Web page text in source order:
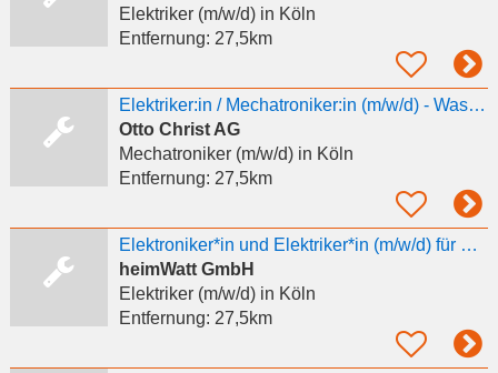
Elektriker (m/w/d)in Köln
Entfernung: 27,5km
Elektriker:in / Mechatroniker:in (m/w/d) - Waschanlagen Raum NRW
Otto Christ AG
Mechatroniker (m/w/d)in Köln
Entfernung: 27,5km
Elektroniker*in und Elektriker*in (m/w/d) für PV-Anlagen
heimWatt GmbH
Elektriker (m/w/d)in Köln
Entfernung: 27,5km